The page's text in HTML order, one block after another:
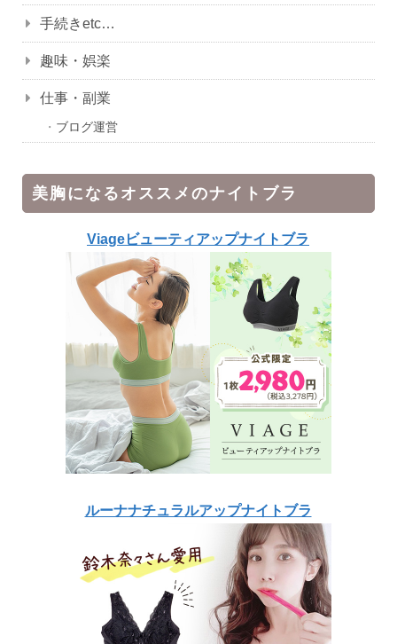
手続きetc…
趣味・娯楽
仕事・副業
ブログ運営
美胸になるオススメのナイトブラ
Viageビューティアップナイトブラ
ルーナナチュラルアップナイトブラ